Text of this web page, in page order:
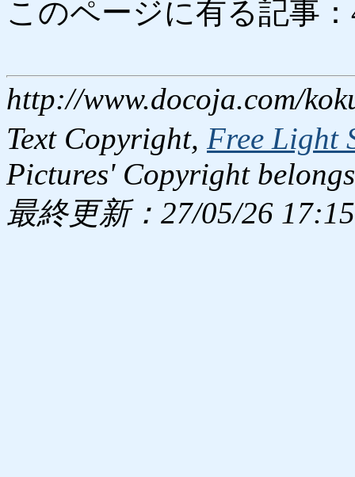
このページに有る記事
http://www.docoja.com/
Text Copyright, Free Light
Pictures' Copyright
最終更新：27/05/26 17:15